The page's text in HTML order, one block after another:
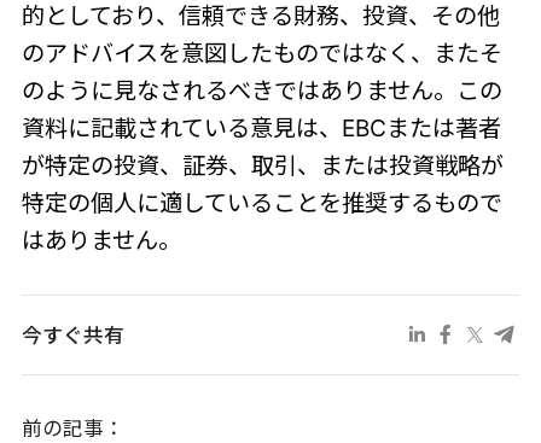
的としており、信頼できる財務、投資、その他
のアドバイスを意図したものではなく、またそ
のように見なされるべきではありません。この
資料に記載されている意見は、EBCまたは著者
が特定の投資、証券、取引、または投資戦略が
特定の個人に適していることを推奨するもので
はありません。
今すぐ共有
前の記事：